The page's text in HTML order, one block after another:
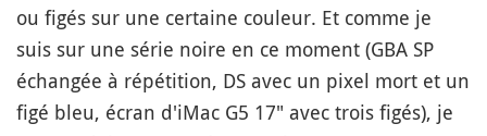
ou figés sur une certaine couleur. Et comme je
suis sur une série noire en ce moment (GBA SP
échangée à répétition, DS avec un pixel mort et un
figé bleu, écran d'iMac G5 17" avec trois figés), je